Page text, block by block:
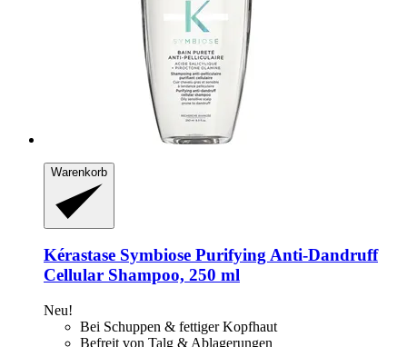
Warenkorb
Kérastase Symbiose Purifying Anti-​Dandruff
Cellular Shampoo, 250 ml
Neu!
Bei Schuppen & fettiger Kopfhaut
Befreit von Talg & Ablagerungen